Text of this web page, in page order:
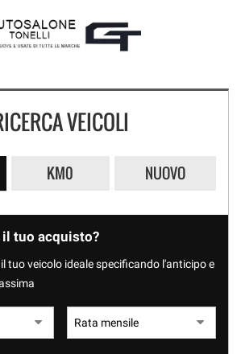
VEICOLI
KM0 NUOVO
tuo acquisto?
tuo veicolo ideale specificando l'anticipo e